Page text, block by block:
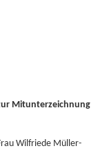
Mitunterzeichnung
Wilfriede Müller-